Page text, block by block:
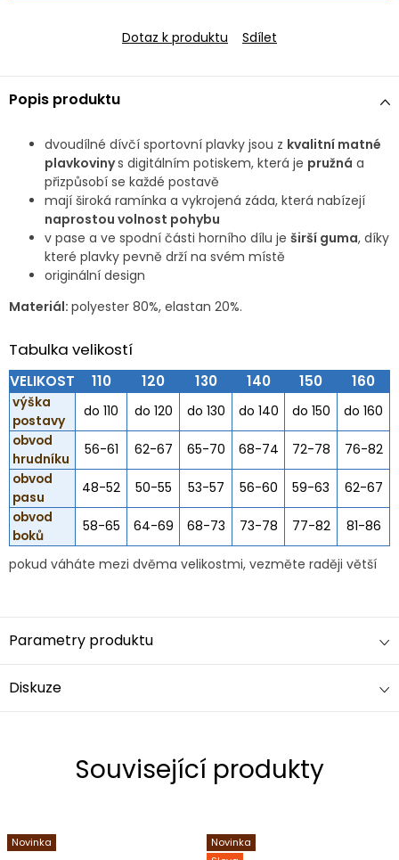
Dotaz k produktu Sdílet
Popis produktu
dvoudílné dívčí sportovní plavky jsou z kvalitní matné
plavkovinys digitálním potiskem, která je pružná a
přizpůsobí se každé postavě
mají široká ramínka a vykrojená záda, která nabízejí
naprostou volnost pohybu
v pase a ve spodní části horního dílu je širší guma, díky
které plavky pevně drží na svém místě
originální design
Materiál: polyester 80%, elastan 20%.
Tabulka velikostí
VELIKOST 110 120 130 140 150 160
výška
postavy
do 110 do 120 do 130 do 140 do 150
do 160
obvod
hrudníku
56-61 62-67 65-70 68-74 72-78
76-82
obvod
pasu
48-52 50-55 53-57 56-60 59-63
62-67
obvod
boků
58-65 64-69 68-73 73-78 77-82 81-86
pokud váháte mezi dvěma velikostmi, vezměte raději větší
Parametry produktu
Diskuze
Související produkty
Novinka
Novinka